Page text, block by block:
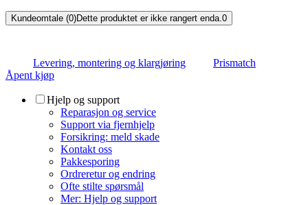
Kundeomtale (0)Dette produktet er ikke rangert enda. 0
Levering, montering og klargjøring
Prismatch
Åpent kjøp
Hjelp og support
Reparasjon og service
Support via fjernhjelp
Forsikring: meld skade
Kontakt oss
Pakkesporing
Ordreretur og endring
Ofte stilte spørsmål
Mer: Hjelp og support